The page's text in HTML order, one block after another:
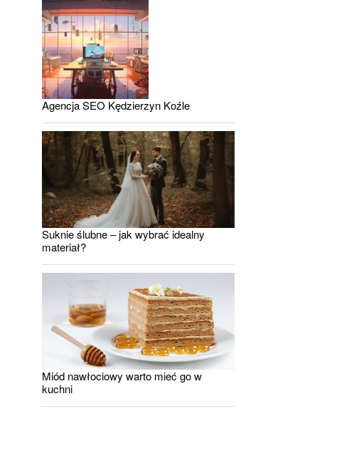
Agencja SEO Kędzierzyn Koźle
Suknie ślubne – jak wybrać idealny
materiał?
Miód nawłociowy warto mieć go w
kuchni